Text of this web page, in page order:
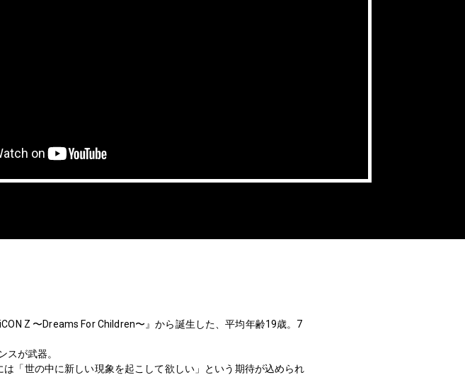
Z 〜Dreams For Children〜』から誕生した、平均年齢19歳。7
スが武器。
は「世の中に新しい現象を起こして欲しい」という期待が込められ